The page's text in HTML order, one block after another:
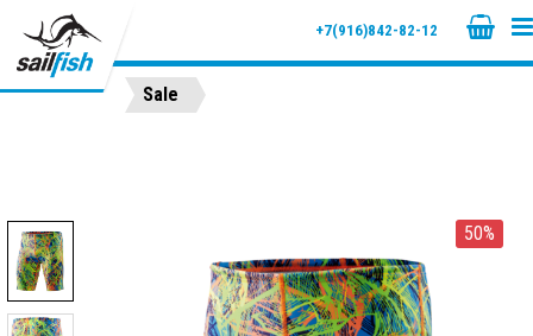
+7(916)842-82-12
Sale
50%